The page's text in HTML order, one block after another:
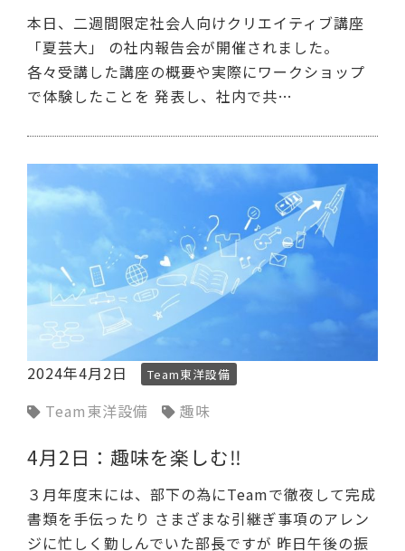
本日、二週間限定社会人向けクリエイティブ講座
「夏芸大」 の社内報告会が開催されました。
各々受講した講座の概要や実際にワークショップ
で体験したことを 発表し、社内で共…
2024年4月2日 Team東洋設備
Team東洋設備 趣味
4月2日：趣味を楽しむ‼
３月年度末には、部下の為にTeamで徹夜して完成
書類を手伝ったり さまざまな引継ぎ事項のアレン
ジに忙しく勤しんでいた部長ですが 昨日午後の振